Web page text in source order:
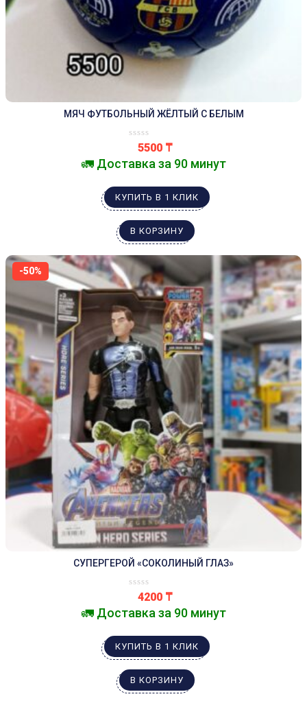
МЯЧ ФУТБОЛЬНЫЙ ЖЁЛТЫЙ С БЕЛЫМ
5500 ₸
🚛 Доставка за 90 минут
КУПИТЬ В 1 КЛИК
В КОРЗИНУ
-50%
СУПЕРГЕРОЙ «СОКОЛИНЫЙ ГЛАЗ»
4200 ₸
🚛 Доставка за 90 минут
КУПИТЬ В 1 КЛИК
В КОРЗИНУ